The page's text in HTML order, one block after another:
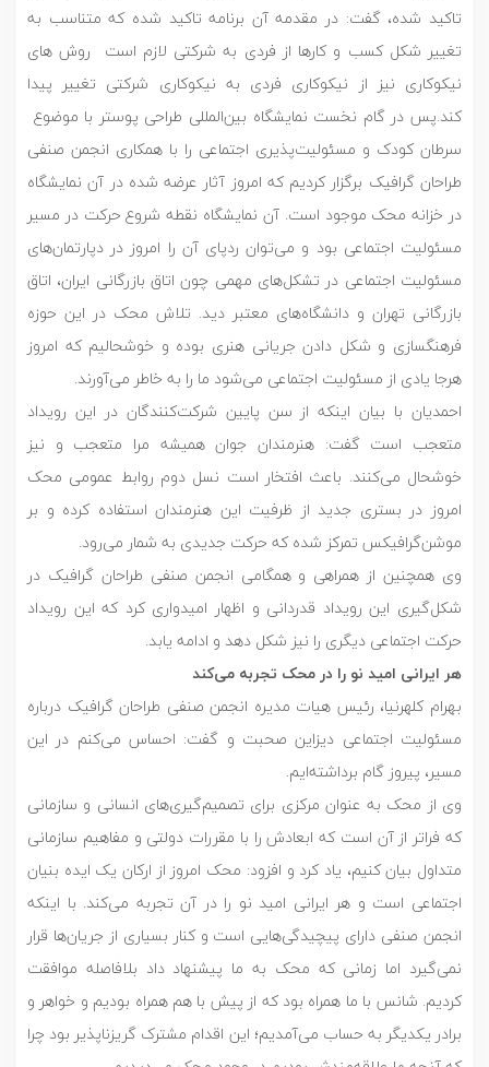
تاکید شده، گفت: در مقدمه آن برنامه تاکید شده که متناسب به
تغییر شکل کسب و کارها از فردی به شرکتی لازم است روش های
نیکوکاری نیز از نیکوکاری فردی به نیکوکاری شرکتی تغییر پیدا
کند.پس در گام نخست نمایشگاه بین‌المللی طراحی پوستر با موضوع
سرطان کودک و مسئولیت‌پذیری اجتماعی را با همکاری انجمن صنفی
طراحان گرافیک برگزار کردیم که امروز آثار عرضه شده در آن نمایشگاه
در خزانه محک موجود است. آن نمایشگاه نقطه شروع حرکت در مسیر
مسئولیت اجتماعی بود و می‌توان ردپای آن را امروز در دپارتمان‌های‌
مسئولیت اجتماعی در تشکل‌های مهمی چون اتاق بازرگانی ایران، اتاق
بازرگانی تهران و دانشگاه‌های معتبر دید. تلاش محک در این حوزه
فرهنگسازی و شکل دادن جریانی هنری بوده و خوشحالیم که امروز
هرجا یادی از مسئولیت اجتماعی می‌شود ما را به خاطر می‌آورند.
احمدیان با بیان اینکه از سن پایین شرکت‌کنندگان در این رویداد
متعجب است گفت: هنرمندان جوان همیشه مرا متعجب و نیز
خوشحال می‌کنند. باعث افتخار است نسل دوم روابط عمومی محک
امروز در بستری جدید از ظرفیت این هنرمندان استفاده کرده و بر
موشن‌گرافیکس تمرکز شده که حرکت جدیدی به شمار می‌رود.
وی همچنین از همراهی و همگامی انجمن صنفی طراحان گرافیک در
شکل‌گیری این رویداد قدردانی و اظهار امیدواری کرد که این رویداد
حرکت اجتماعی دیگری را نیز شکل دهد و ادامه یابد.
هر ایرانی امید نو را در محک تجربه می‌کند
بهرام کلهرنیا، رئیس هیات مدیره انجمن صنفی طراحان گرافیک درباره
مسئولیت اجتماعی دیزاین صحبت و گفت: احساس می‌کنم در این
مسیر، پیروز گام برداشته‌ایم.
وی از محک به عنوان مرکزی برای تصمیم‌گیری‌های انسانی و سازمانی
که فراتر از آن است که ابعادش را با مقررات دولتی و مفاهیم سازمانی
متداول بیان کنیم، یاد کرد و افزود: محک امروز از ارکان یک ایده بنیان
اجتماعی است و هر ایرانی امید نو را در آن تجربه می‌کند. با اینکه
انجمن صنفی دارای پیچیدگی‌هایی است و کنار بسیاری از جریان‌ها قرار
نمی‌گیرد اما زمانی که محک به ما پیشنهاد داد بلافاصله موافقت
کردیم. شانس با ما همراه بود که از پیش با هم همراه بودیم و خواهر و
برادر یکدیگر به حساب می‌آمدیم؛ این اقدام مشترک گریزناپذیر بود چرا